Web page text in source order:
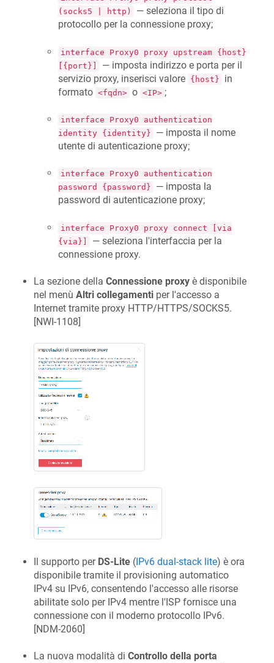
(socks5 | http)
— seleziona il tipo di
protocollo per la connessione proxy;
interface Proxy0 proxy upstream {host}
[{port}]
— imposta indirizzo e porta per il
servizio proxy, inserisci valore {host}
in
formato <fqdn> o <IP> ;
interface Proxy0 authentication
identity {identity}
— imposta il nome
utente di autenticazione proxy;
interface Proxy0 authentication
password {password}
— imposta la
password di autenticazione proxy;
interface Proxy0 proxy connect [via
{via}]
— seleziona l'interfaccia per la
connessione proxy.
La sezione della Connessione proxy è disponibile
nel menù Altri collegamenti per l'accesso a
Internet tramite proxy HTTP/HTTPS/SOCKS5.
[NWI-1108]
Il supporto per DS-Lite (IPv6 dual-stack lite) è ora
disponibile tramite il provisioning automatico
IPv4 su IPv6, consentendo l'accesso alle risorse
abilitate solo per IPv4 mentre l'ISP fornisce una
connessione con il moderno protocollo IPv6.
[NDM-2060]
La nuova modalità di Controllo della porta